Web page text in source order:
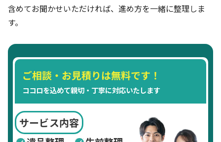
含めてお聞かせいただければ、進め方を一緒に整理しま
す。
ご相談・お見積りは無料です！
ココロを込めて親切・丁寧に対応いたします
サービス内容